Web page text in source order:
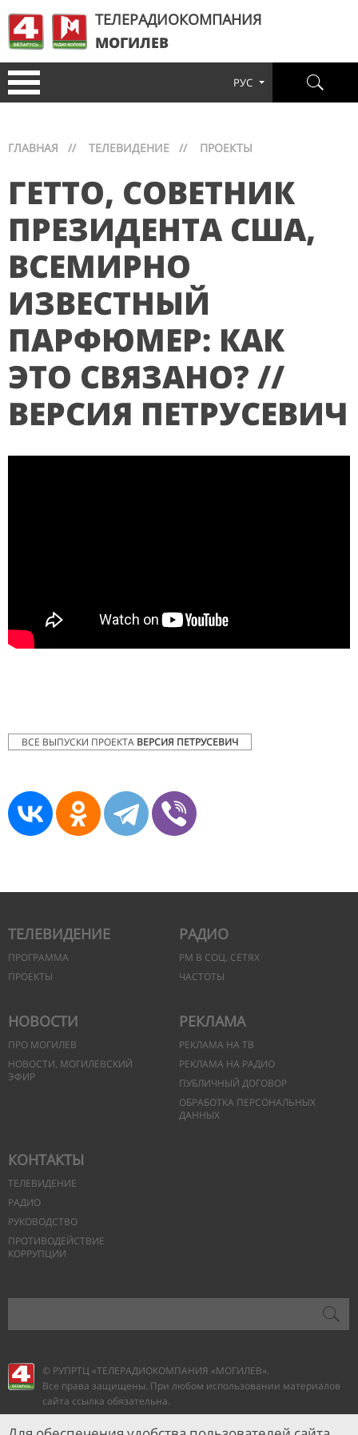
ТЕЛЕРАДИОКОМПАНИЯ
МОГИЛЕВ
РУС
ГЛАВНАЯ // ТЕЛЕВИДЕНИЕ // ПРОЕКТЫ
ГЕТТО, СОВЕТНИК
ПРЕЗИДЕНТА США,
ВСЕМИРНО
ИЗВЕСТНЫЙ
ПАРФЮМЕР: КАК
ЭТО СВЯЗАНО? //
ВЕРСИЯ ПЕТРУСЕВИЧ
ВСЕ ВЫПУСКИ ПРОЕКТА ВЕРСИЯ ПЕТРУСЕВИЧ
ТЕЛЕВИДЕНИЕ
ПРОГРАММА
ПРОЕКТЫ
РАДИО
РМ В СОЦ. СЕТЯХ
ЧАСТОТЫ
НОВОСТИ
ПРО МОГИЛЕВ
НОВОСТИ. МОГИЛЕВСКИЙ
ЭФИР
РЕКЛАМА
РЕКЛАМА НА ТВ
РЕКЛАМА НА РАДИО
ПУБЛИЧНЫЙ ДОГОВОР
ОБРАБОТКА ПЕРСОНАЛЬНЫХ
ДАННЫХ
КОНТАКТЫ
ТЕЛЕВИДЕНИЕ
РАДИО
РУКОВОДСТВО
ПРОТИВОДЕЙСТВИЕ
КОРРУПЦИИ
© РУПРТЦ «ТЕЛЕРАДИОКОМПАНИЯ «МОГИЛЕВ».
Все права защищены. При любом использовании материалов
сайта ссылка обязательна.